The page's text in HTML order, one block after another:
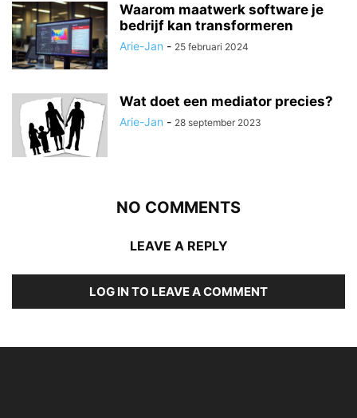
Waarom maatwerk software je
bedrijf kan transformeren
Arie-Jan - 25 februari 2024
Wat doet een mediator precies?
Arie-Jan - 28 september 2023
NO COMMENTS
LEAVE A REPLY
LOG IN TO LEAVE A COMMENT